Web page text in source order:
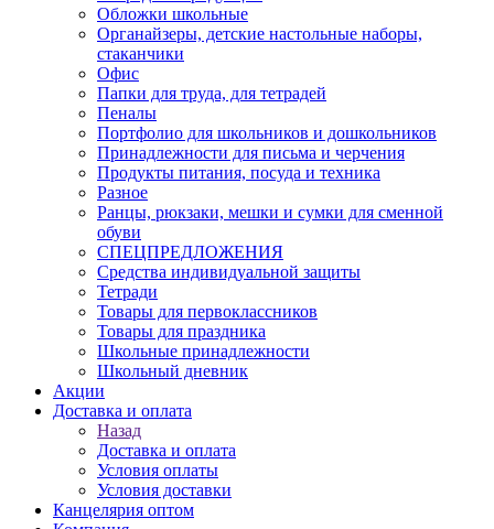
Обложки школьные
Органайзеры, детские настольные наборы,
стаканчики
Офис
Папки для труда, для тетрадей
Пеналы
Портфолио для школьников и дошкольников
Принадлежности для письма и черчения
Продукты питания, посуда и техника
Разное
Ранцы, рюкзаки, мешки и сумки для сменной
обуви
СПЕЦПРЕДЛОЖЕНИЯ
Средства индивидуальной защиты
Тетради
Товары для первоклассников
Товары для праздника
Школьные принадлежности
Школьный дневник
Акции
Доставка и оплата
Назад
Доставка и оплата
Условия оплаты
Условия доставки
Канцелярия оптом